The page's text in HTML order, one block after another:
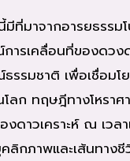
มีที่มาจากอารยธรรม
ารเคลื่อนที่ของดวง
รรมชาติ เพื่อเชื่อมโ
ลก ทฤษฎีทางโหราศ
งดาวเคราะห์ ณ เวล
ลิกภาพและเส้นทาง